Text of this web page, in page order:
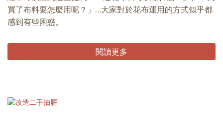
買了布料要怎麼用呢？」…大家對於花布運用的方式似乎都
感到有些困惑。
閱讀更多